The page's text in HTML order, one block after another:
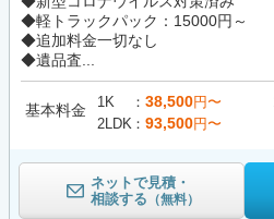
◆軽トラックパック：15000円～
◆追加料金一切なし
◆遺品査...
基本料金 1K 38,500円〜
2LDK
93,500円〜
ネットで見積・
相談する （無料）